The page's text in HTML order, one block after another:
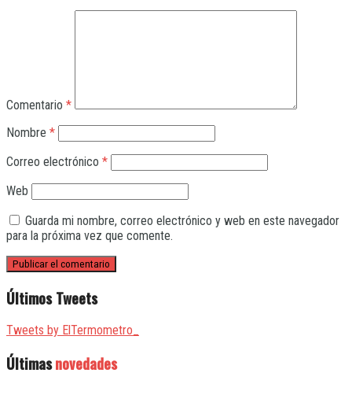
Comentario *
Nombre *
Correo electrónico *
Web
Guarda mi nombre, correo electrónico y web en este navegador
para la próxima vez que comente.
Últimos Tweets
Tweets by ElTermometro_
Últimasnovedades